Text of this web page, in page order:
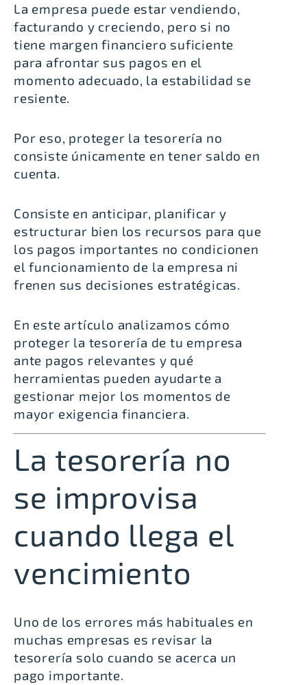
La empresa puede estar vendiendo,
facturando y creciendo, pero si no
tiene margen financiero suficiente
para afrontar sus pagos en el
momento adecuado, la estabilidad se
resiente.
Por eso, proteger la tesorería no
consiste únicamente en tener saldo en
cuenta.
Consiste en anticipar, planificar y
estructurar bien los recursos para que
los pagos importantes no condicionen
el funcionamiento de la empresa ni
frenen sus decisiones estratégicas.
En este artículo analizamos cómo
proteger la tesorería de tu empresa
ante pagos relevantes y qué
herramientas pueden ayudarte a
gestionar mejor los momentos de
mayor exigencia financiera.
La tesorería no
se improvisa
cuando llega el
vencimiento
Uno de los errores más habituales en
muchas empresas es revisar la
tesorería solo cuando se acerca un
pago importante.